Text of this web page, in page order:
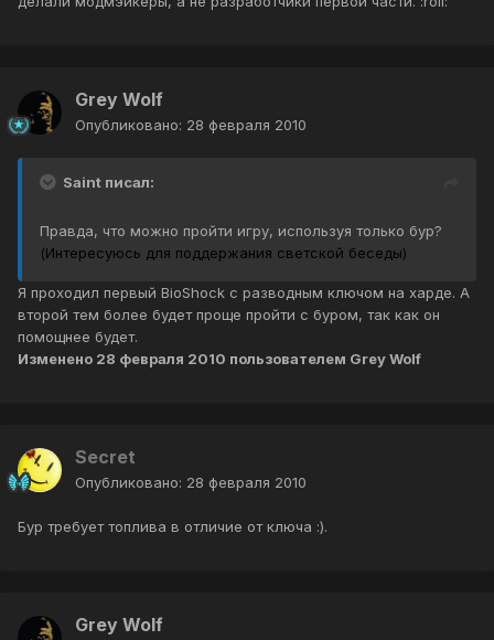
Grey Wolf
Опубликовано: 28 февраля 2010
Saint писал:
Правда, что можно пройти игру, используя только бур?
(Интересуюсь для поддержания светской беседы)
Я проходил первый BioShock с разводным ключом на харде. А
второй тем более будет проще пройти с буром, так как он
помощнее будет.
Изменено 28 февраля 2010 пользователем Grey Wolf
Secret
Опубликовано: 28 февраля 2010
Бур требует топлива в отличие от ключа :).
Grey Wolf